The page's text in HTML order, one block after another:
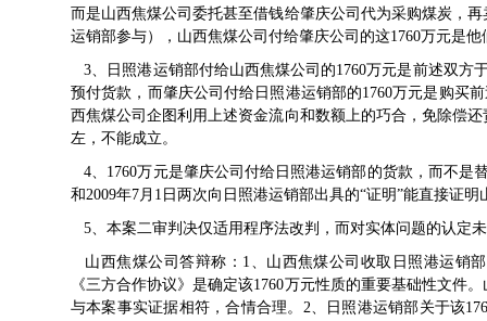
而是山西焦煤公司委托甚至借钱给肇庆公司代为采购煤炭，
运销部参与），山西焦煤公司付给肇庆公司的这1760万元是
3、日照港运销部付给山西焦煤公司的1760万元是前述双方
预付货款，而肇庆公司付给日照港运销部的1760万元是购买
西焦煤公司企图利用上述资金流向和数额上的巧合，免除偿
左，不能成立。
4、1760万元是肇庆公司付给日照港运销部的货款，而不是
和2009年7月1日两次向日照港运销部出具的“证明”能直接证
5、本案二审判决仅适用程序法改判，而对实体问题的认定
山西焦煤公司答辩称：1、山西焦煤公司收取日照港运销
《三方合作协议》是确定该1760万元性质的重要基础性文件
与本案事实证据相符，合情合理。2、日照港运销部关于该